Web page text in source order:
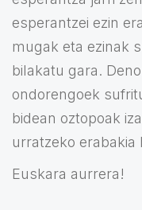
esperantzei ezin
mugak eta ezinak
bilakatu gara.
ondorengoek
bidean oztopoak
urratzeko erabakia
Euskara aurrera!